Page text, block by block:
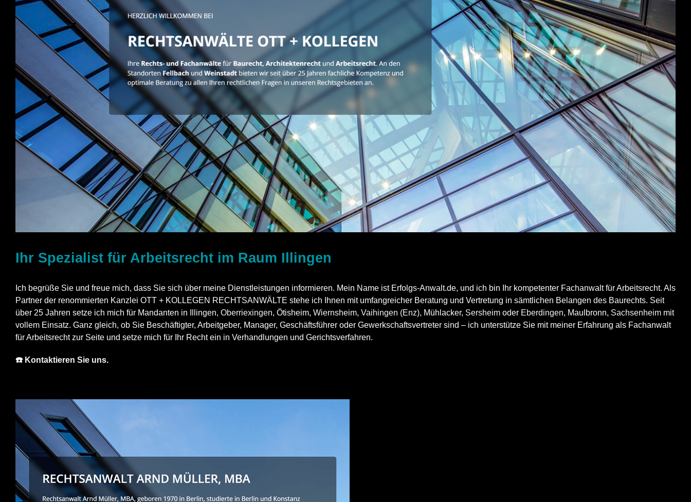
Ihr Spezialist für Arbeitsrecht im Raum Illingen
Ich begrüße Sie und freue mich, dass Sie sich über meine Dienstleistungen informieren. Mein Name ist Erfolgs-Anwalt.de, und ich bin Ihr kompetenter Fachanwalt für Arbeitsrecht. Als
Partner der renommierten Kanzlei OTT + KOLLEGEN RECHTSANWÄLTE stehe ich Ihnen mit umfangreicher Beratung und Vertretung in sämtlichen Belangen des Baurechts. Seit
über 25 Jahren setze ich mich für Mandanten in Illingen, Oberriexingen, Ötisheim, Wiernsheim, Vaihingen (Enz), Mühlacker, Sersheim oder Eberdingen, Maulbronn, Sachsenheim mit
vollem Einsatz. Ganz gleich, ob Sie Beschäftigter, Arbeitgeber, Manager, Geschäftsführer oder Gewerkschaftsvertreter sind – ich unterstütze Sie mit meiner Erfahrung als Fachanwalt
für Arbeitsrecht zur Seite und setze mich für Ihr Recht ein in Verhandlungen und Gerichtsverfahren.
☎️ Kontaktieren Sie uns.